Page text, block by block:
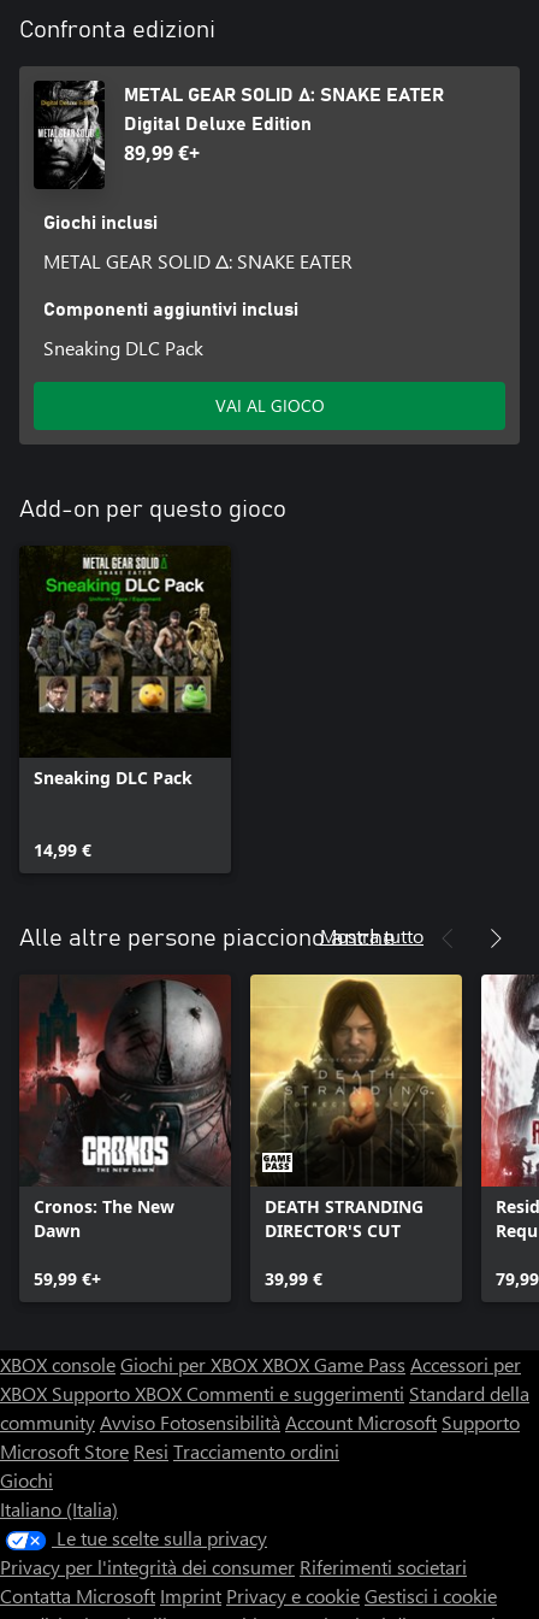
Confronta edizioni
METAL GEAR SOLID Δ: SNAKE EATER
Digital Deluxe Edition
89,99 €+
Giochi inclusi
METAL GEAR SOLID Δ: SNAKE EATER
Componenti aggiuntivi inclusi
Sneaking DLC Pack
VAI AL GIOCO
Add-on per questo gioco
Sneaking DLC Pack
14,99 €
Alle altre persone piacciono anche
Mostra tutto
Cronos: The New
Dawn
59,99 €+
DEATH STRANDING
DIRECTOR'S CUT
39,99 €
XBOX consoleGiochi per XBOXXBOX Game Pass Accessori per
XBOX Supporto XBOXCommenti e suggerimenti Standard della
communityAvviso Fotosensibilità Account Microsoft Supporto
Microsoft Store Resi Tracciamento ordini
Giochi
Italiano (Italia)
Le tue scelte sulla privacy
Privacy per l'integrità dei consumer Riferimenti societari
Contatta Microsoft Imprint Privacy e cookieGestisci i cookie